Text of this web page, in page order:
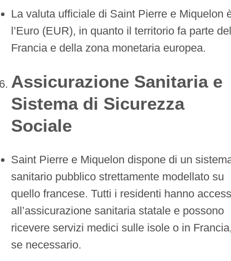
La valuta ufficiale di Saint Pierre e Miquelon
l’Euro (EUR), in quanto il territorio fa parte
Francia e della zona monetaria europea.
Assicurazione Sanitaria e
Sistema di Sicurezza
Sociale
Saint Pierre e Miquelon dispone di un
sanitario pubblico strettamente modellato su
quello francese. Tutti i residenti hanno
all’assicurazione sanitaria statale e possono
ricevere servizi medici sulle isole o in
se necessario.